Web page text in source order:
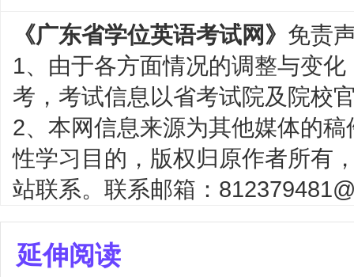
《广东省学位英语考试网》 免责
1、由于各方面情况的调整与变
考，考试信息以省考试院及院校
2、本网信息来源为其他媒体的
性学习目的，版权归原作者所有
站联系。联系邮箱：
延伸阅读